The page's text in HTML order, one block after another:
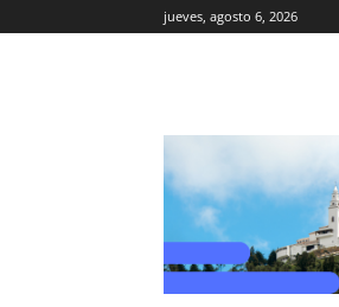
jueves, agosto 6, 2026